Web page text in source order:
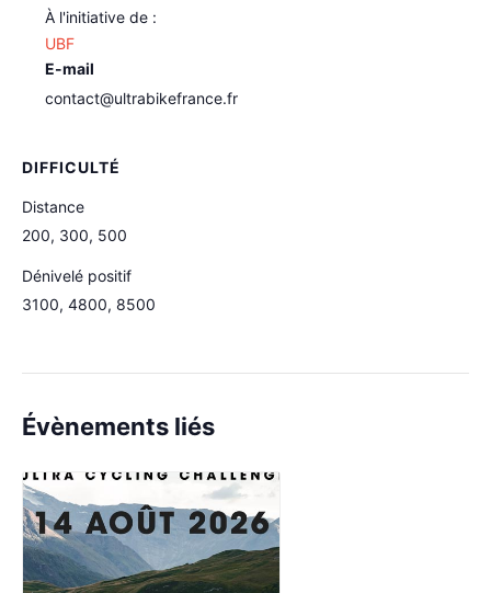
UBF
E-mail
contact@ultrabikefrance.fr
DIFFICULTÉ
Distance
200, 300, 500
Dénivelé positif
3100, 4800, 8500
Évènements liés